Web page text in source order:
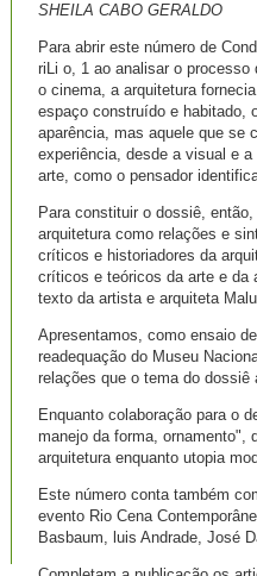
SHEILA CABO GERALDO
Para abrir este número de
riLi o, 1 ao analisar o processo
o cinema, a arquitetura
espaço construído e habitado,
aparência, mas aquele que se
experiência, desde a visual e
arte, como o pensador
Para constituir o dossiê,
arquitetura como relações e
críticos e historiadores da
críticos e teóricos da arte e da
texto da artista e arquiteta
Apresentamos, como ensaio
readequação do Museu
relações que o tema do dossiê
Enquanto colaboração para o
manejo da forma, ornamento",
arquitetura enquanto utopia
Este número conta também
evento Rio Cena
Basbaum, luis Andrade, José